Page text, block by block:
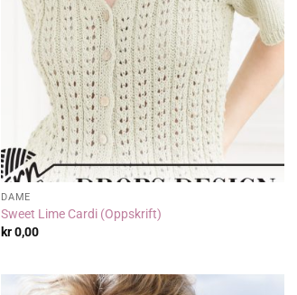
DAME
Sweet Lime Cardi (Oppskrift)
kr0,00